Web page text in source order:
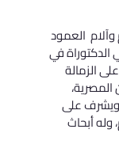
العمود
في
الزمالة
المصرية،
ويشرف على
وله أبحاث